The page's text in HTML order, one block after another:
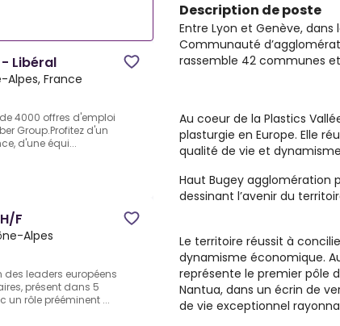
Libéral
Alpes, France
4000 offres d'emploi
Group.Profitez d'un
d'une équi...
F
Alpes
des leaders européens
présent dans 5
un rôle prééminent ...
Description de poste
Entre Lyon et Genève, dans
Communauté
rassemble 42 communes
Au coeur de la Plastics
plasturgie en Europe. Elle
qualité de vie et
Haut Bugey agglomération
dessinant l’avenir du
Le territoire réussit à
dynamisme économique.
représente le premier pôle
Nantua, dans un écrin de
de vie exceptionnel